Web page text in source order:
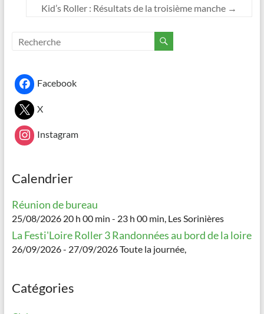
Kid’s Roller : Résultats de la troisième manche →
Facebook
X
Instagram
Calendrier
Réunion de bureau
25/08/2026 20 h 00 min - 23 h 00 min, Les Sorinières
La Festi'Loire Roller 3 Randonnées au bord de la loire
26/09/2026 - 27/09/2026 Toute la journée,
Catégories